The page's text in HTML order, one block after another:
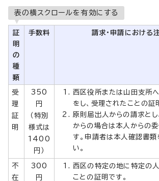
表の横スクロールを有効にする
証
明
の
種
類
手数料 請求・申請における
受
理
証
明
350
円
（特別
様式は
1400
円）
西区役所または山田支所
をし、受理されたことの証
原則届出人からの請求と
からの場合は本人からの
す。申請者は本人確認書
い。
不
在
300
円
西区の特定の地に特定の
ことの証明です。